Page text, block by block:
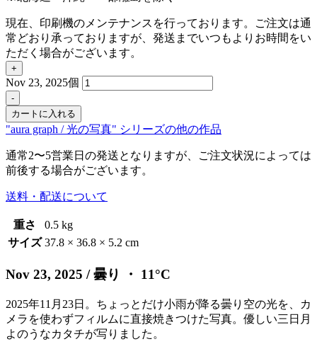
現在、印刷機のメンテナンスを行っております。ご注文は通
常どおり承っておりますが、発送までいつもよりお時間をい
ただく場合がございます。
+
Nov 23, 2025個
-
カートに入れる
"aura graph / 光の写真" シリーズの他の作品
通常2〜5営業日の発送となりますが、ご注文状況によっては
前後する場合がございます。
送料・配送について
重さ
0.5 kg
サイズ 37.8 × 36.8 × 5.2 cm
Nov 23, 2025 / 曇り ・ 11°C
2025年11月23日。ちょっとだけ小雨が降る曇り空の光を、カ
メラを使わずフィルムに直接焼きつけた写真。優しい三日月
よのうなカタチが写りました。